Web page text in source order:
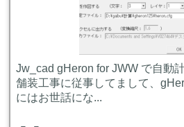
Jw_cad gHeron for JWW で自動
舗装工事に従事してまして、
にはお世話にな...